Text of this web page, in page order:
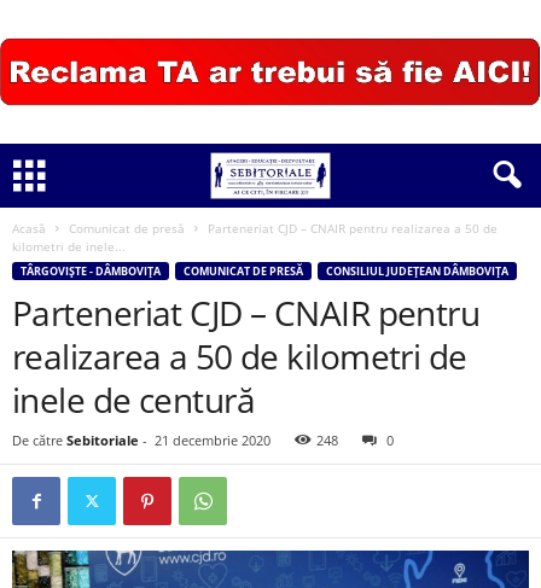
Acasă Comunicat de presă
Parteneriat CJD – CNAIR pentru realizarea a 50 de
kilometri de inele...
TÂRGOVIȘTE - DÂMBOVIȚA COMUNICAT DE PRESĂ CONSILIUL JUDEȚEAN DÂMBOVIȚA
Parteneriat CJD – CNAIR pentru
realizarea a 50 de kilometri de
inele de centură
De către Sebitoriale - 21 decembrie 2020 248 0